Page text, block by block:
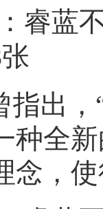
指出
种全
念，